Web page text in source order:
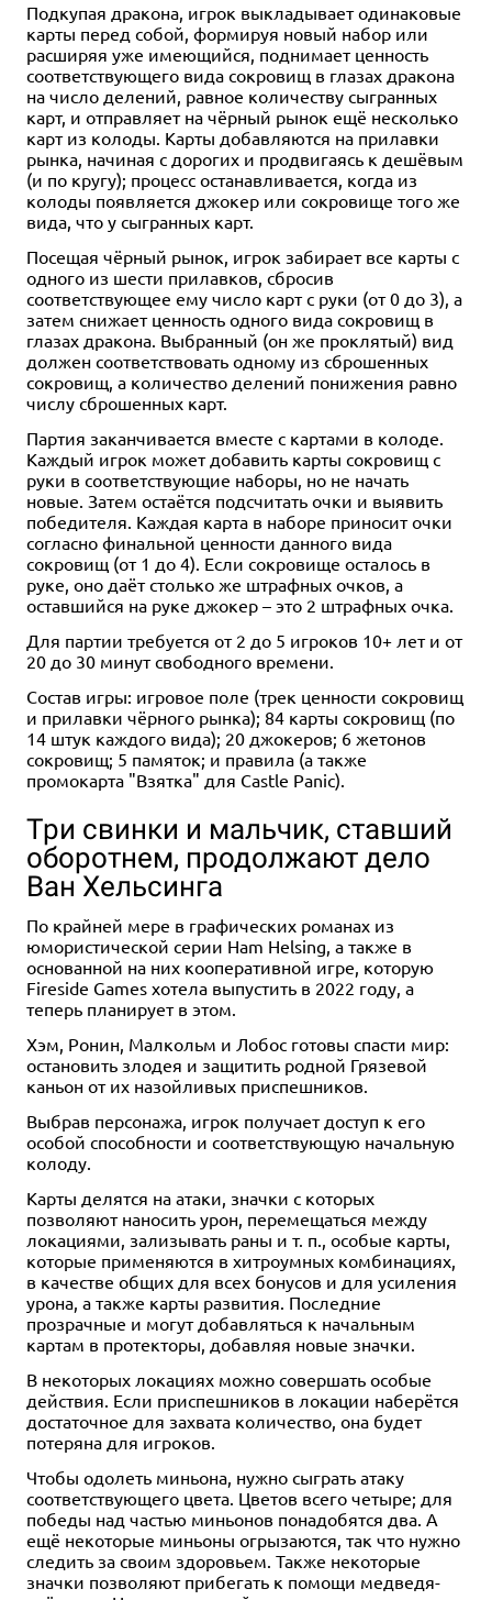
Подкупая дракона, игрок выкладывает одинаковые
карты перед собой, формируя новый набор или
расширяя уже имеющийся, поднимает ценность
соответствующего вида сокровищ в глазах дракона
на число делений, равное количеству сыгранных
карт, и отправляет на чёрный рынок ещё несколько
карт из колоды. Карты добавляются на прилавки
рынка, начиная с дорогих и продвигаясь к дешёвым
(и по кругу); процесс останавливается, когда из
колоды появляется джокер или сокровище того же
вида, что у сыгранных карт.
Посещая чёрный рынок, игрок забирает все карты с
одного из шести прилавков, сбросив
соответствующее ему число карт с руки (от 0 до 3), а
затем снижает ценность одного вида сокровищ в
глазах дракона. Выбранный (он же проклятый) вид
должен соответствовать одному из сброшенных
сокровищ, а количество делений понижения равно
числу сброшенных карт.
Партия заканчивается вместе с картами в колоде.
Каждый игрок может добавить карты сокровищ с
руки в соответствующие наборы, но не начать
новые. Затем остаётся подсчитать очки и выявить
победителя. Каждая карта в наборе приносит очки
согласно финальной ценности данного вида
сокровищ (от 1 до 4). Если сокровище осталось в
руке, оно даёт столько же штрафных очков, а
оставшийся на руке джокер – это 2 штрафных очка.
Для партии требуется от 2 до 5 игроков 10+ лет и от
20 до 30 минут свободного времени.
Состав игры: игровое поле (трек ценности сокровищ
и прилавки чёрного рынка); 84 карты сокровищ (по
14 штук каждого вида); 20 джокеров; 6 жетонов
сокровищ; 5 памяток; и правила (а также
промокарта "Взятка" для Castle Panic).
Три свинки и мальчик, ставший
оборотнем, продолжают дело
Ван Хельсинга
По крайней мере в графических романах из
юмористической серии Ham Helsing, а также в
основанной на них кооперативной игре, которую
Fireside Games хотела выпустить в 2022 году, а
теперь планирует в этом.
Хэм, Ронин, Малкольм и Лобос готовы спасти мир:
остановить злодея и защитить родной Грязевой
каньон от их назойливых приспешников.
Выбрав персонажа, игрок получает доступ к его
особой способности и соответствующую начальную
колоду.
Карты делятся на атаки, значки с которых
позволяют наносить урон, перемещаться между
локациями, зализывать раны и т. п., особые карты,
которые применяются в хитроумных комбинациях,
в качестве общих для всех бонусов и для усиления
урона, а также карты развития. Последние
прозрачные и могут добавляться к начальным
картам в протекторы, добавляя новые значки.
В некоторых локациях можно совершать особые
действия. Если приспешников в локации наберётся
достаточное для захвата количество, она будет
потеряна для игроков.
Чтобы одолеть миньона, нужно сыграть атаку
соответствующего цвета. Цветов всего четыре; для
победы над частью миньонов понадобятся два. А
ещё некоторые миньоны огрызаются, так что нужно
следить за своим здоровьем. Также некоторые
значки позволяют прибегать к помощи медведя-